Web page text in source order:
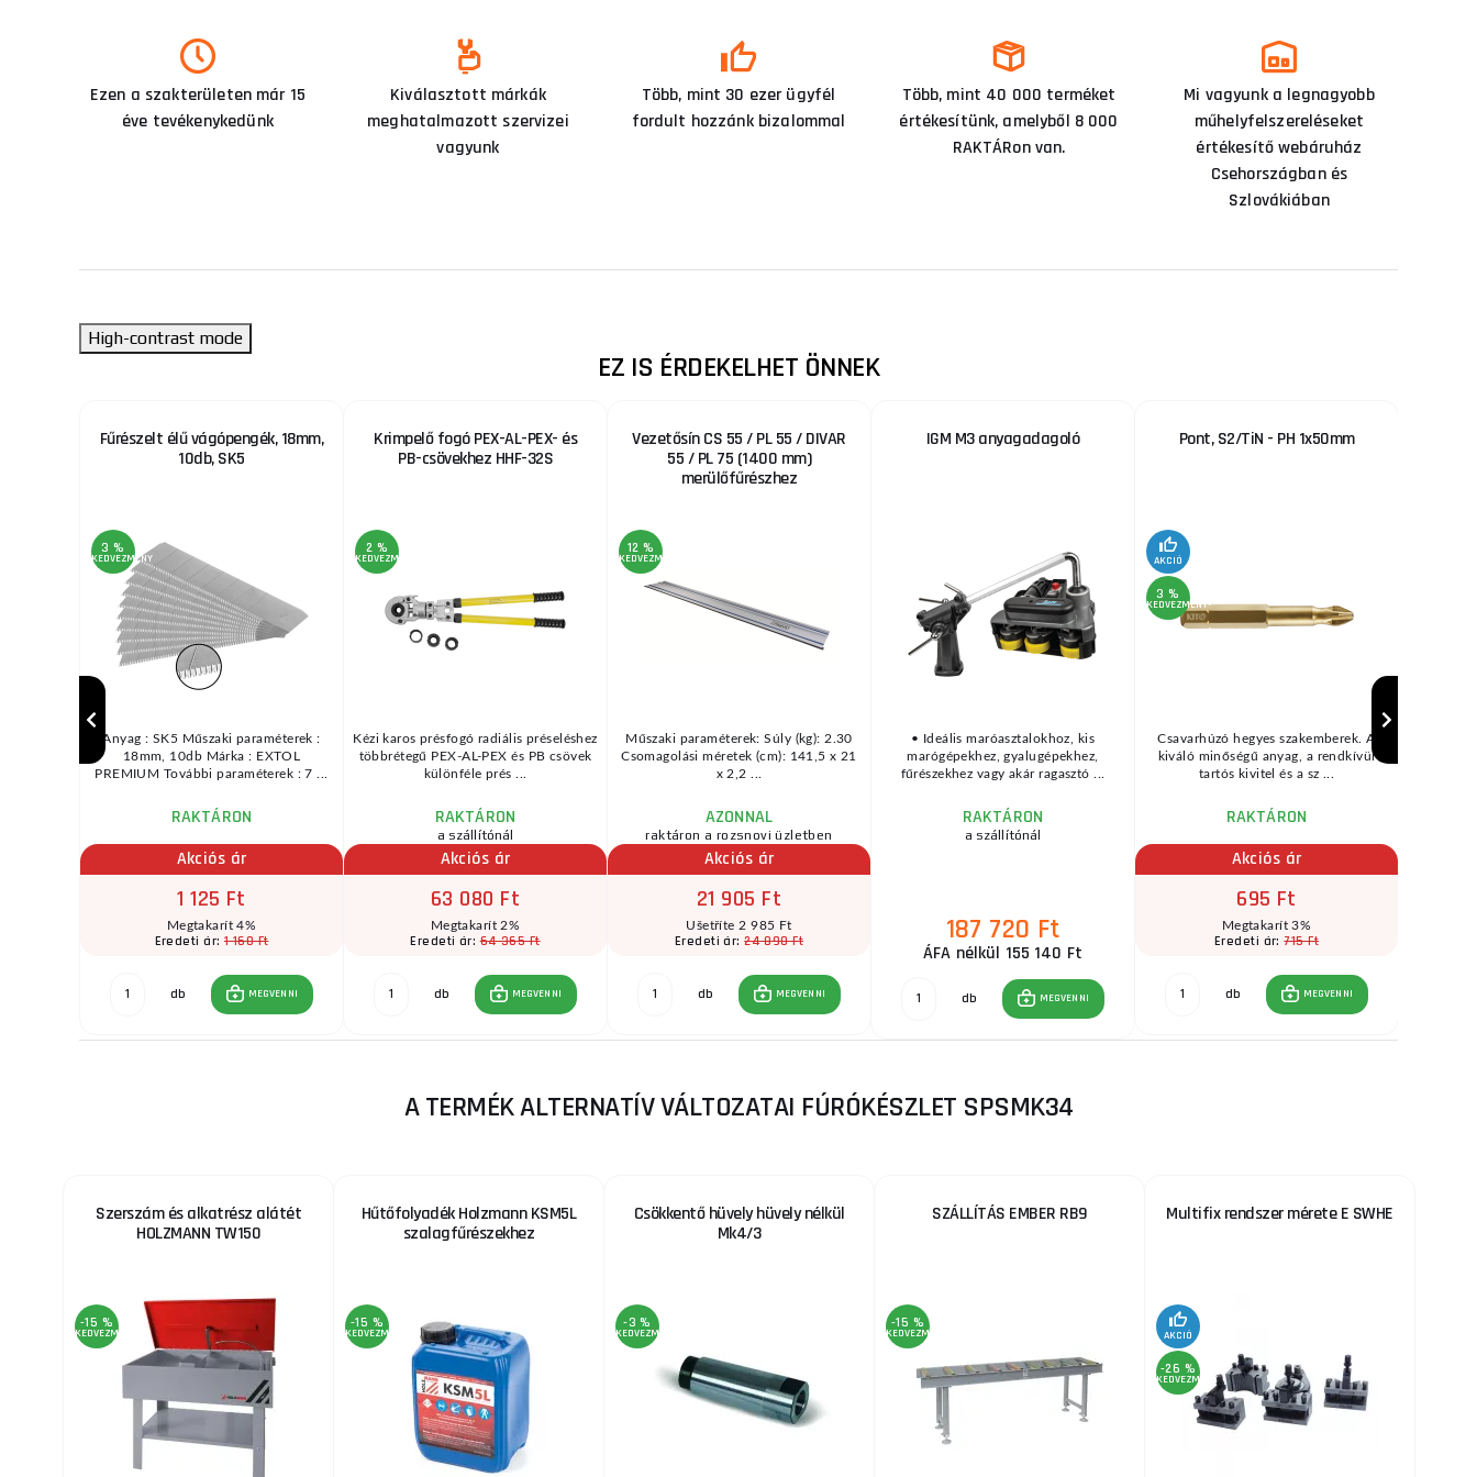
Ezen a szakterületen már 15
éve tevékenykedünk
Kiválasztott márkák
meghatalmazott szervizei
vagyunk
Több, mint 30 ezer ügyfél
fordult hozzánk bizalommal
Több, mint 40 000 terméket
értékesítünk, amelyből 8 000
RAKTÁRon van.
Mi vagyunk a legnagyobb
műhelyfelszereléseket
értékesítő webáruház
Csehországban és
Szlovákiában
High-contrast mode
EZ IS ÉRDEKELHET ÖNNEK
Fűrészelt élű vágópengék, 18mm,
10db, SK5
3 %
KEDVEZMÉNY
Anyag : SK5 Műszaki paraméterek :
18mm, 10db Márka : EXTOL
PREMIUM További paraméterek : 7 ...
RAKTÁRON
Akciós ár
1 125 Ft
Megtakarít 4%
Eredeti ár:1 160 Ft
db MEGVENNI
Krimpelő fogó PEX-AL-PEX- és
PB-csövekhez HHF-32S
2 %
KEDVEZMÉNY
Kézi karos présfogó radiális préseléshez
többrétegű PEX-AL-PEX és PB csövek
különféle prés ...
RAKTÁRON
a szállítónál
Akciós ár
63 080 Ft
Megtakarít 2%
Eredeti ár:64 365 Ft
db MEGVENNI
Vezetősín CS 55 / PL 55 / DIVAR
55 / PL 75 (1400 mm)
merülőfűrészhez
12 %
KEDVEZMÉNY
Műszaki paraméterek: Súly (kg): 2.30
Csomagolási méretek (cm): 141,5 x 21
x 2,2 ...
AZONNAL
raktáron a rozsnovi üzletben
Akciós ár
21 905 Ft
Ušetříte 2 985 Ft
Eredeti ár:24 890 Ft
db MEGVENNI
IGM M3 anyagadagoló
• Ideális maróasztalokhoz, kis
marógépekhez, gyalugépekhez,
fűrészekhez vagy akár ragasztó ...
RAKTÁRON
a szállítónál
187 720 Ft
ÁFA nélkül 155 140 Ft
db MEGVENNI
Pont, S2/TiN - PH 1x50mm
AKCIÓ
3 %
KEDVEZMÉNY
Csavarhúzó hegyes szakemberek. A
kiváló minőségű anyag, a rendkívül
tartós kivitel és a sz ...
RAKTÁRON
Akciós ár
695 Ft
Megtakarít 3%
Eredeti ár:715 Ft
db MEGVENNI
A TERMÉK ALTERNATÍV VÁLTOZATAI FÚRÓKÉSZLET SPSMK34
Szerszám és alkatrész alátét
HOLZMANN TW150
-15 %
KEDVEZMÉNY
Hűtőfolyadék Holzmann KSM5L
szalagfűrészekhez
-15 %
KEDVEZMÉNY
Csökkentő hüvely hüvely nélkül
Mk4/3
-3 %
KEDVEZMÉNY
SZÁLLÍTÁS EMBER RB9
-15 %
KEDVEZMÉNY
Multifix rendszer mérete E SWHE
AKCIÓ
-26 %
KEDVEZMÉNY